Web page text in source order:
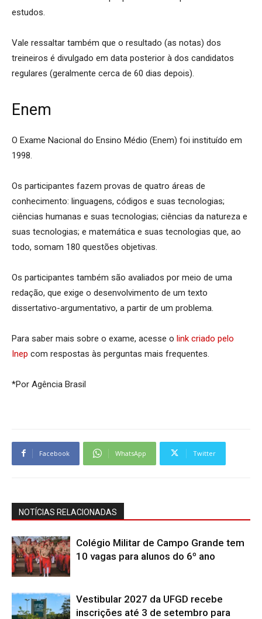
estudos.
Vale ressaltar também que o resultado (as notas) dos
treineiros é divulgado em data posterior à dos candidatos
regulares (geralmente cerca de 60 dias depois).
Enem
O Exame Nacional do Ensino Médio (Enem) foi instituído em
1998.
Os participantes fazem provas de quatro áreas de
conhecimento: linguagens, códigos e suas tecnologias;
ciências humanas e suas tecnologias; ciências da natureza e
suas tecnologias; e matemática e suas tecnologias que, ao
todo, somam 180 questões objetivas.
Os participantes também são avaliados por meio de uma
redação, que exige o desenvolvimento de um texto
dissertativo-argumentativo, a partir de um problema.
Para saber mais sobre o exame, acesse o link criado pelo
Inep com respostas às perguntas mais frequentes.
*Por Agência Brasil
Facebook WhatsApp Twitter
NOTÍCIAS RELACIONADAS
Colégio Militar de Campo Grande tem
10 vagas para alunos do 6º ano
Vestibular 2027 da UFGD recebe
inscrições até 3 de setembro para